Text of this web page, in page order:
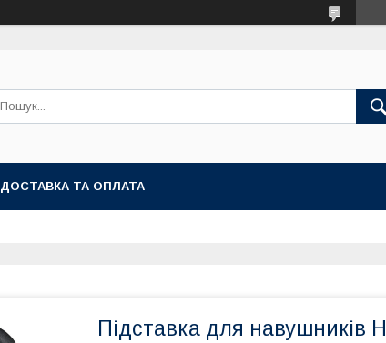
ДОСТАВКА ТА ОПЛАТА
Підставка для навушників